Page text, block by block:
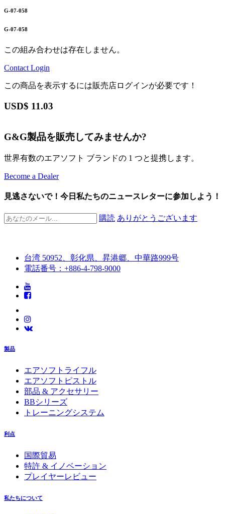
G-07-058
G-07-058
この組み合わせは存在しません。
Contact Login
この商品を表示するには販売店ログインが必要です！
USD$ 11.03
G&G製品を販売してみませんか?
世界有数のエアソフト ブランドの 1 つと提携します。
Become a Dealer
見逃さないで！今日私たちのニュースレターに参加しよう！
購読 ありがとうございます
台湾 50952、彰化県、昇港郷、中華路999号
電話番号：+886-4-798-9000
製品
エアソフトライフル
エアソフトピストル
部品 & アクセサリー
BBシリーズ
トレーニングシステム
利点
国際貿易
特許 & イノベーション
プレイヤーレビュー
私たちについて